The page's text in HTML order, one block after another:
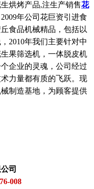
烘烤产品,注生产销售花
年公司花巨资引进食
食品机械精品，包括以
2010年我们主要针对中
果筛选机，一体脱皮机
企业的灵魂，公司经过
力量都有质的飞跃。现
制造基地，为顾客提供
司
008